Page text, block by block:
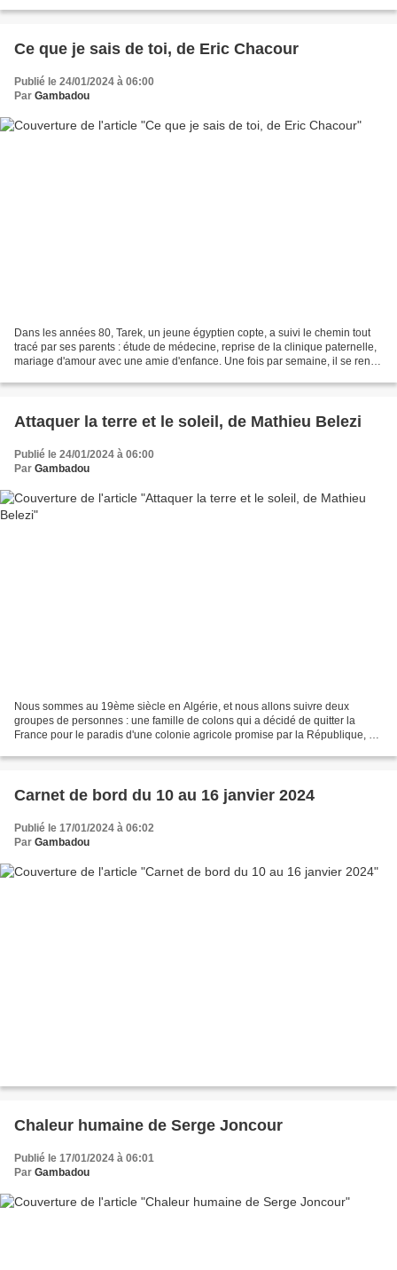
Ce que je sais de toi, de Eric Chacour
Publié le 24/01/2024 à 06:00
Par Gambadou
Dans les années 80, Tarek, un jeune égyptien copte, a suivi le chemin tout
tracé par ses parents : étude de médecine, reprise de la clinique paternelle,
mariage d'amour avec une amie d'enfance. Une fois par semaine, il se rend
Attaquer la terre et le soleil, de Mathieu Belezi
Publié le 24/01/2024 à 06:00
Par Gambadou
Nous sommes au 19ème siècle en Algérie, et nous allons suivre deux
groupes de personnes : une famille de colons qui a décidé de quitter la
France pour le paradis d'une colonie agricole promise par la République, et
Carnet de bord du 10 au 16 janvier 2024
Publié le 17/01/2024 à 06:02
Par Gambadou
Chaleur humaine de Serge Joncour
Publié le 17/01/2024 à 06:01
Par Gambadou